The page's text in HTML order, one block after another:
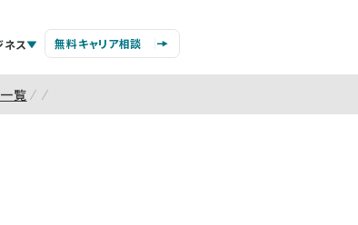
ネス 無料キャリア相談
覧